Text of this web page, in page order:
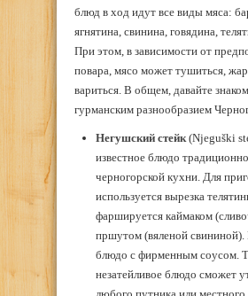
блюд в ход идут все виды мяса:
ягнятина, свинина, говядина,
При этом, в зависимости от
повара, мясо может тушиться,
вариться. В общем, давайте
гурманским разнообразием
Негушский стейк(Njeguški
известное блюдо
черногорской кухни. Для
используется вырезка
фаршируется каймаком
пршутом (вяленой свининой).
блюдо с фирменным соусом.
незатейливое блюдо сможет